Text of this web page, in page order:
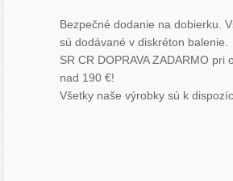
Bezpečné dodanie na dobierku.
sú dodávané v diskréton balenie.
SR CR DOPRAVA ZADARMO pri
nad 190 €!
Všetky naše výrobky sú k